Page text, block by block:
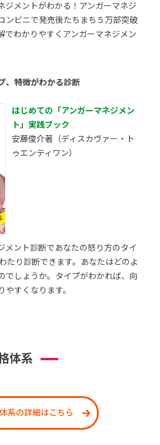
ジメントがわかる！アンガーマネジ
ンビニで発売後たちまち５万部突破
でわかりやすくアンガーマネジメン
、特徴がわかる診断
はじめての「アンガーマネジメン
ト」実践ブック
安藤俊介著（ディスカヴァー・ト
ゥエンティワン）
メント診断であなたの怒り方のタイ
たり診断できます。あなたはどのよ
でしょうか。タイプがわかれば、向
すくなります。
体系
系の詳細はこちら